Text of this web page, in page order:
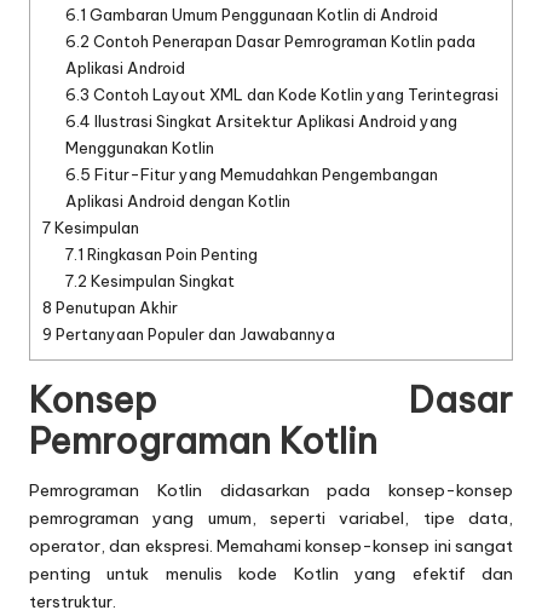
6.1 Gambaran Umum Penggunaan Kotlin di Android
6.2 Contoh Penerapan Dasar Pemrograman Kotlin pada
Aplikasi Android
6.3 Contoh Layout XML dan Kode Kotlin yang Terintegrasi
6.4 Ilustrasi Singkat Arsitektur Aplikasi Android yang
Menggunakan Kotlin
6.5 Fitur-Fitur yang Memudahkan Pengembangan
Aplikasi Android dengan Kotlin
7Kesimpulan
7.1 Ringkasan Poin Penting
7.2 Kesimpulan Singkat
8 Penutupan Akhir
9 Pertanyaan Populer dan Jawabannya
Konsep Dasar
Pemrograman Kotlin
Pemrograman Kotlin didasarkan pada konsep-konsep
pemrograman yang umum, seperti variabel, tipe data,
operator, dan ekspresi. Memahami konsep-konsep ini sangat
penting untuk menulis kode Kotlin yang efektif dan
terstruktur.